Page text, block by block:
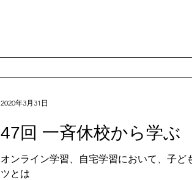
47回 一斉休校から学ぶ
オンライン学習、自宅学習において、子ど
ツとは
2020年3月31日